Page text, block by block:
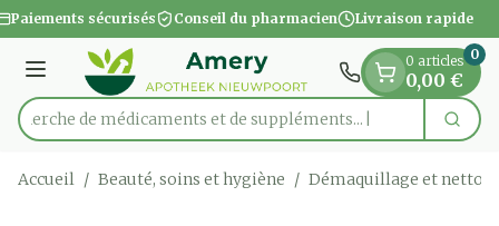
Aller au contenu
1 de 1
Paiements sécurisés Conseil du pharmacien Livraison rapide
Menu
Rechercher
Recherche de médicaments et
0 articles
0,00 €
0
Accueil / Beauté, soins et hygiène / Démaquillage et